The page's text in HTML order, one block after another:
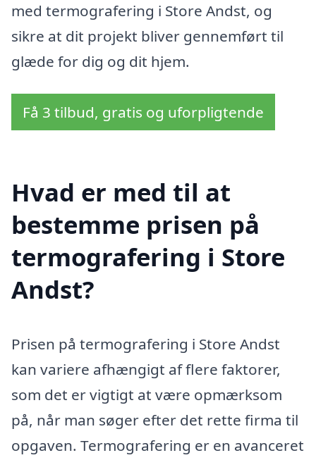
med termografering i Store Andst, og
sikre at dit projekt bliver gennemført til
glæde for dig og dit hjem.
Få 3 tilbud, gratis og uforpligtende
Hvad er med til at
bestemme prisen på
termografering i Store
Andst?
Prisen på termografering i Store Andst
kan variere afhængigt af flere faktorer,
som det er vigtigt at være opmærksom
på, når man søger efter det rette firma til
opgaven. Termografering er en avanceret